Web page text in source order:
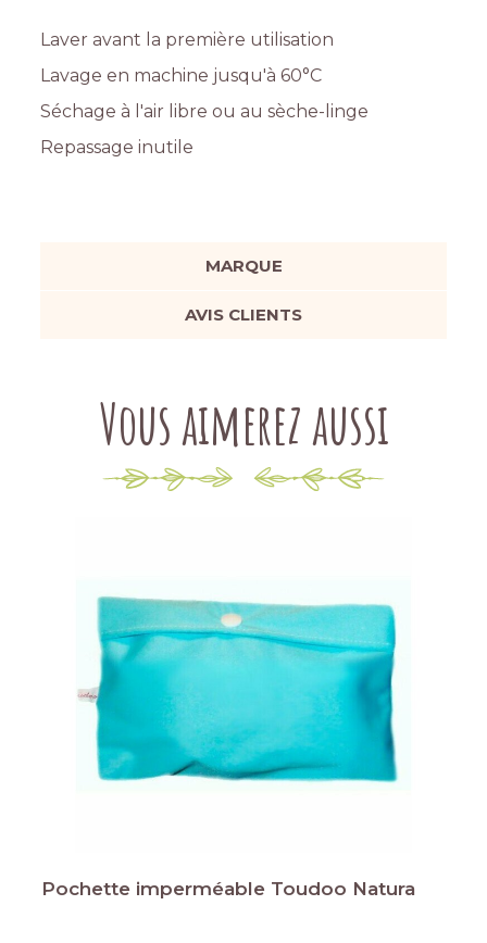
Laver avant la première utilisation
Lavage en machine jusqu'à 60°C
Séchage à l'air libre ou au sèche-linge
Repassage inutile
MARQUE
AVIS CLIENTS
Vous aimerez aussi
Pochette imperméable Toudoo Natura